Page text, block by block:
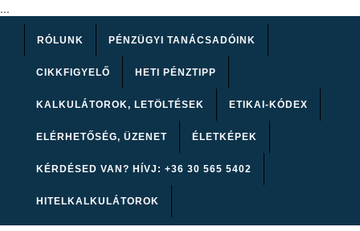
...
RÓLUNK PÉNZÜGYI TANÁCSADÓINK
CIKKFIGYELŐ HETI PÉNZTIPP
KALKULÁTOROK, LETÖLTÉSEK ETIKAI-KÓDEX
ELÉRHETŐSÉG, ÜZENET ÉLETKÉPEK
KÉRDÉSED VAN? HÍVJ: +36 30 565 5402
HITELKALKULÁTOROK